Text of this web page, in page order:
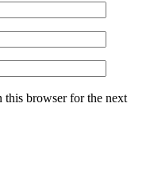
this browser for the next